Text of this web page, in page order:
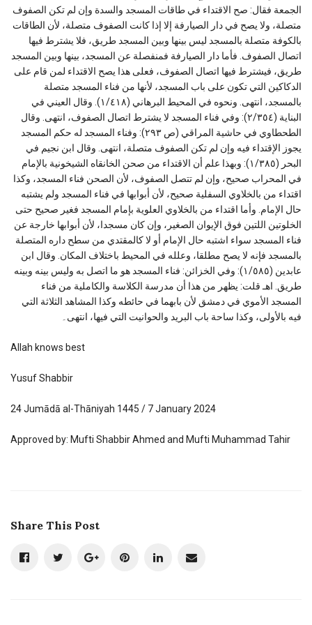
الجمعة فقال: صح الاقتداء في طاقات المسجد والسدة وإن لم تكن الصفوف
متصلة، ولا يصح في دار الصيارفة إلا إذا كانت الصفوف متصلة، لأن الطاقات
بالكوفة متصلة بالمسجد ليس بينها وبين المسجد طريق، فلا يشترط فيها
اتصال الصفوف. فأما دار الصيارفة فمنفصلة عن المسجد، بينها وبين المسجد
طريق، فيشترط فيها اتصال الصفوف، فعلى هذا يصح الاقتداء لمن قام على
الدكاكين التي تكون على باب المسجد، لأنها من فناء المسجد متصلة
بالمسجد، انتهى. ونحوه في المحيط البرهاني (١/٤١٨). وقال العيني في
البناية (٢/٣٥٤): وفي فناء المسجد لا يشترط اتصال الصفوف، انتهى. وقال
الطحطاوي في حاشية المراقي (ص ٢٩٣): وفناء المسجد له حكم المسجد
يجوز الإقتداء فيه وإن لم تكن الصفوف متصلة، انتهى. وقال ابن نجيم في
البحر (١/٣٨٥): وبهذا علم أن الاقتداء من صحن الخانقاه الشيخونية بالإمام
في المحراب صحيح، وإن لم تتصل الصفوف، لأن الصحن فناء المسجد، وكذا
اقتداء من بالخلاوي السفلية صحيح، لأن أبوابها في فناء المسجد ولم يشتبه
حال الإمام. وأما اقتداء من بالخلاوي العلوية بإمام المسجد فغير صحيح حتى
الخلوتين اللتين فوق الإيوان الصغير، وإن كان مسجدا، لأن أبوابها خارجة عن
فناء المسجد سواء اشتبه حال الإمام أو لا كالمقتدي من سطح داره المتصلة
بالمسجد فإنه لا يصح مطلقا، وعلله في المحيط باختلاف المكان. وقال ابن
عابدين (١/٥٨٥): وفي الخزائن: فناء المسجد هو ما اتصل به وليس بينه وبينه
طريق. اهـ قلت: يظهر من هذا أن مدرسة الكلاسة والكاملية من فناء
المسجد الأموي في دمشق لأن بابهما في حائطه وكذا المشاهد الثلاثة التي
فيه بالأولى، وكذا ساحة باب البريد والحوانيت التي فيها، انتهى۔
Allah knows best
Yusuf Shabbir
24 Jumādā al-Thāniyah 1445 / 7 January 2024
Approved by: Mufti Shabbir Ahmed and Mufti Muhammad Tahir
Share This Post